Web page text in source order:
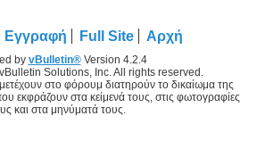
Εγγραφή Full Site Αρχή
by vBulletin®Version 4.2.4
Solutions, Inc. All rights reserved.
στο φόρουμ διατηρούν το δικαίωμα της
εκφράζουν στα κείμενά τους, στις φωτογραφίες
και στα μηνύματά τους.